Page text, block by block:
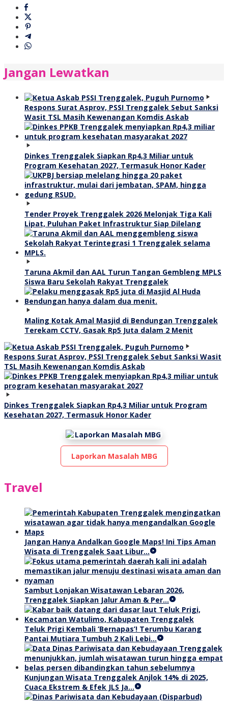
Jangan Lewatkan
Respons Surat Asprov, PSSI Trenggalek Sebut Sanksi
Wasit TSL Masih Kewenangan Komdis Askab
Dinkes Trenggalek Siapkan Rp4,3 Miliar untuk
Program Kesehatan 2027, Termasuk Honor Kader
Tender Proyek Trenggalek 2026 Melonjak Tiga Kali
Lipat, Puluhan Paket Infrastruktur Siap Dilelang
Taruna Akmil dan AAL Turun Tangan Gembleng MPLS
Siswa Baru Sekolah Rakyat Trenggalek
Maling Kotak Amal Masjid di Bendungan Trenggalek
Terekam CCTV, Gasak Rp5 Juta dalam 2 Menit
Respons Surat Asprov, PSSI Trenggalek Sebut Sanksi Wasit
TSL Masih Kewenangan Komdis Askab
Dinkes Trenggalek Siapkan Rp4,3 Miliar untuk Program
Kesehatan 2027, Termasuk Honor Kader
Laporkan Masalah MBG
Travel
Jangan Hanya Andalkan Google Maps! Ini Tips Aman
Wisata di Trenggalek Saat Libur…
Sambut Lonjakan Wisatawan Lebaran 2026,
Trenggalek Siapkan Jalur Aman & Per…
Teluk Prigi Kembali ‘Bernapas’! Terumbu Karang
Pantai Mutiara Tumbuh 2 Kali Lebi…
Kunjungan Wisata Trenggalek Anjlok 14% di 2025,
Cuaca Ekstrem & Efek JLS Ja…